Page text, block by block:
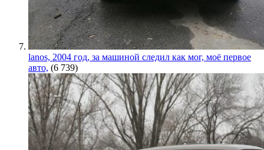
lanos, 2004 год, за машиной следил как мог, моё первое
авто, (6 739)